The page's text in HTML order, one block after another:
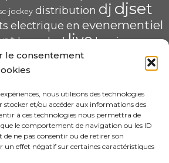
le consentement
nous utilisons des technologies
stocker et/ou accéder aux informations des
à ces technologies nous permettra de
le comportement de navigation ou les ID
de ne pas consentir ou de retirer son
effet négatif sur certaines caractéristiques
jockey distribution dj djset
electrique en evenementiel
haugledlivelumiere
mix pau POP U L'AIR radio
scenique soirée
spécialiste structure video écran
Animation
ADA BYRON 64000 PAU
– sascha.animation@gmail.com